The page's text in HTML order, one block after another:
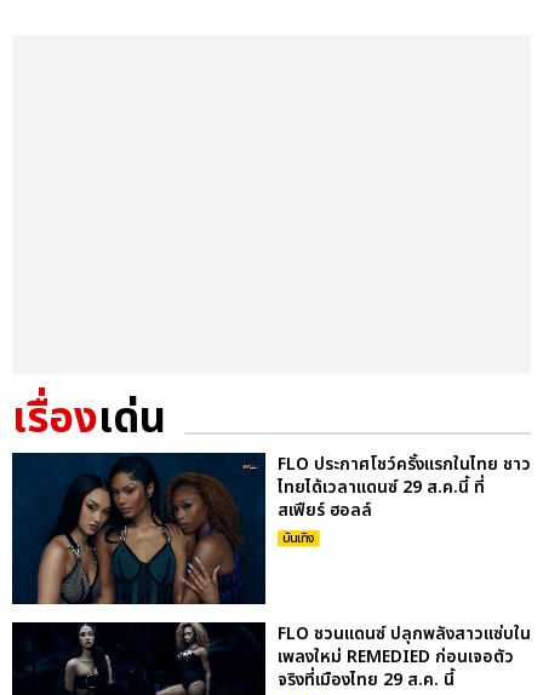
เรื่องเด่น
FLO ประกาศโชว์ครั้งแรกในไทย ชาว
ไทยได้เวลาแดนซ์ 29 ส.ค.นี้ ที่
สเฟียร์ ฮอลล์
บันเทิง
FLO ชวนแดนซ์ ปลุกพลังสาวแซ่บใน
เพลงใหม่ REMEDIED ก่อนเจอตัว
จริงที่เมืองไทย 29 ส.ค. นี้